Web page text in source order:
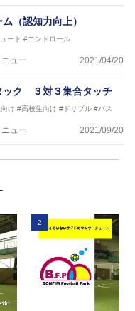
（認知力向上）
ート #コントロール
ュー 2021/04/20
ック ３対３集合タッチ
け #高校生向け #ドリブル #パス
ュー 2021/09/20
2